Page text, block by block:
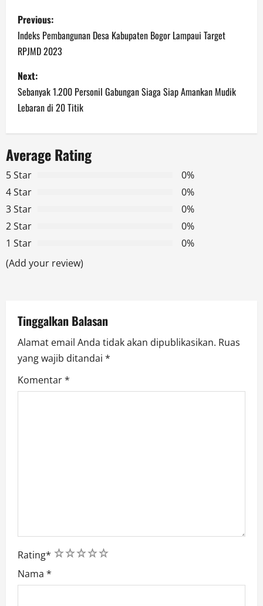
P
o
s
t
n
a
v
i
g
a
t
o
n
Previous:
Indeks Pembangunan Desa Kabupaten Bogor Lampaui Target
RPJMD 2023
Next:
Sebanyak 1.200 Personil Gabungan Siaga Siap Amankan Mudik
Lebaran di 20 Titik
Average Rating
5 Star
0%
4 Star
0%
3 Star
0%
2 Star
0%
1 Star
0%
(Add your review)
Tinggalkan Balasan
Alamat email Anda tidak akan dipublikasikan. Ruas
yang wajib ditandai *
Komentar*
Rating* 5
4
3
2
1
Nama *